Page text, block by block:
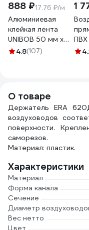
888 ₽17.76 ₽/м
Алюминиевая
клейкая лента
UNIBOB 50 мм х
50 м 211750
4.8(107)
1
L=2
О товаре
Держатель ERA
воздуховодов
поверхности.
саморезов.
Материал: пластик.
Характеристики
Материал
Форма канала
Сечение
Диаметр
Вес нетто
Цвет